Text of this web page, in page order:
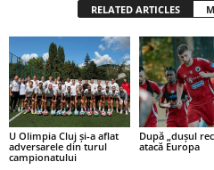
RELATED ARTICLES
U Olimpia Cluj și-a aflat
adversarele din turul
campionatului
După „dușul
atacă Europa